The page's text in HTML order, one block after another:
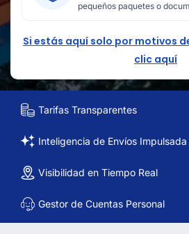
pequeños paquetes o
Si estás aquí solo por motivos
clic aquí
Tarifas Transparentes
Inteligencia de Envíos
Visibilidad en Tiempo Real
Gestor de Cuentas Personal